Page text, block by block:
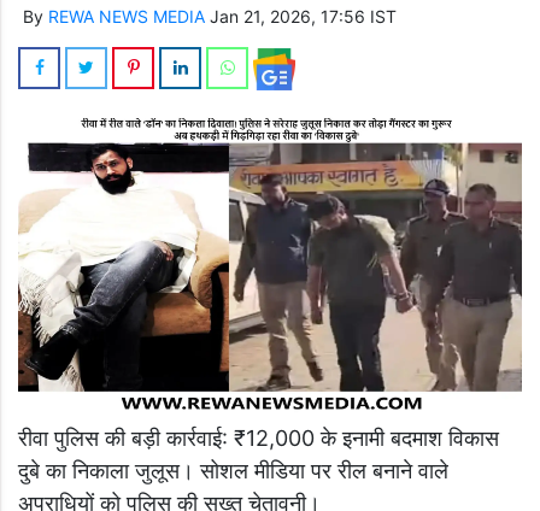
By REWA NEWS MEDIA Jan 21, 2026, 17:56 IST
रीवा पुलिस की बड़ी कार्रवाई: ₹12,000 के इनामी बदमाश विकास
दुबे का निकाला जुलूस। सोशल मीडिया पर रील बनाने वाले
अपराधियों को पुलिस की सख्त चेतावनी।